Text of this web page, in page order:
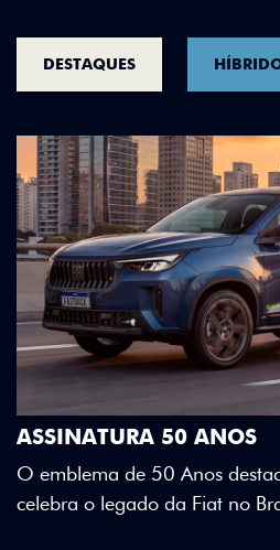
DESTAQUES
DESIGN QUE SE
Teto bicolor,
Green criam uma